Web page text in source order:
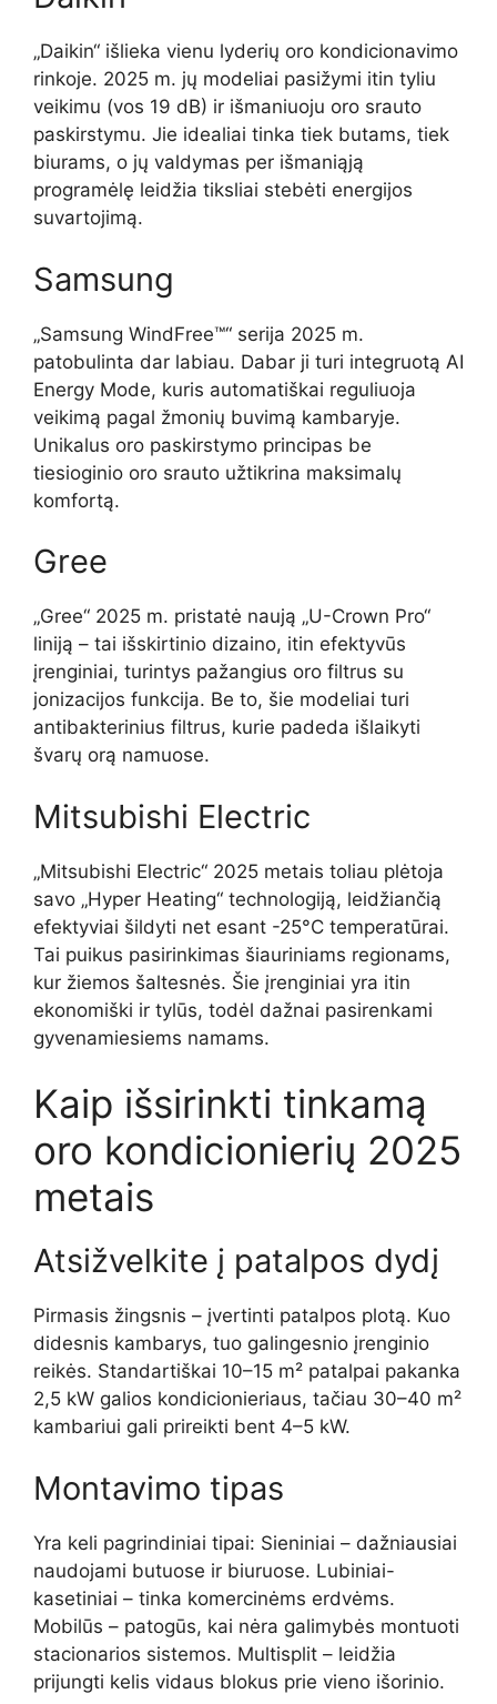
„Daikin“ išlieka vienu lyderių oro kondicionavimo
rinkoje. 2025 m. jų modeliai pasižymi itin tyliu
veikimu (vos 19 dB) ir išmaniuoju oro srauto
paskirstymu. Jie idealiai tinka tiek butams, tiek
biurams, o jų valdymas per išmaniąją
programėlę leidžia tiksliai stebėti energijos
suvartojimą.
Samsung
„Samsung WindFree™“ serija 2025 m.
patobulinta dar labiau. Dabar ji turi integruotą AI
Energy Mode, kuris automatiškai reguliuoja
veikimą pagal žmonių buvimą kambaryje.
Unikalus oro paskirstymo principas be
tiesioginio oro srauto užtikrina maksimalų
komfortą.
Gree
„Gree“ 2025 m. pristatė naują „U-Crown Pro“
liniją – tai išskirtinio dizaino, itin efektyvūs
įrenginiai, turintys pažangius oro filtrus su
jonizacijos funkcija. Be to, šie modeliai turi
antibakterinius filtrus, kurie padeda išlaikyti
švarų orą namuose.
Mitsubishi Electric
„Mitsubishi Electric“ 2025 metais toliau plėtoja
savo „Hyper Heating“ technologiją, leidžiančią
efektyviai šildyti net esant -25°C temperatūrai.
Tai puikus pasirinkimas šiauriniams regionams,
kur žiemos šaltesnės. Šie įrenginiai yra itin
ekonomiški ir tylūs, todėl dažnai pasirenkami
gyvenamiesiems namams.
Kaip išsirinkti tinkamą
oro kondicionierių 2025
metais
Atsižvelkite į patalpos dydį
Pirmasis žingsnis – įvertinti patalpos plotą. Kuo
didesnis kambarys, tuo galingesnio įrenginio
reikės. Standartiškai 10–15 m² patalpai pakanka
2,5 kW galios kondicionieriaus, tačiau 30–40 m²
kambariui gali prireikti bent 4–5 kW.
Montavimo tipas
Yra keli pagrindiniai tipai: Sieniniai – dažniausiai
naudojami butuose ir biuruose. Lubiniai-
kasetiniai – tinka komercinėms erdvėms.
Mobilūs – patogūs, kai nėra galimybės montuoti
stacionarios sistemos. Multisplit – leidžia
prijungti kelis vidaus blokus prie vieno išorinio.